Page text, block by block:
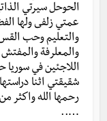
عمتي زلفى ولها
والتعليم وحب
والمعلرفة
اللاجئين في سوريا
شقيقتي اثنا
رحمها الله واكثر
…..